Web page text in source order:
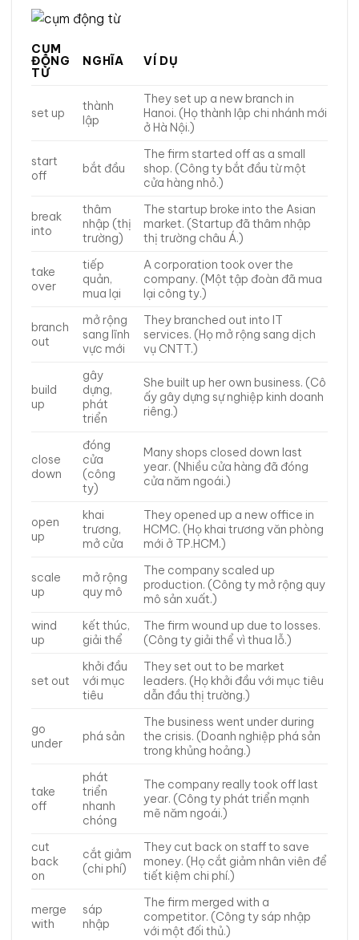
CỤM
ĐỘNG
TỪ
NGHĨA VÍ DỤ
set up
thành
lập
They set up a new branch in
Hanoi. (Họ thành lập chi nhánh mới
ở Hà Nội.)
start
off
bắt đầu
The firm started off as a small
shop. (Công ty bắt đầu từ một
cửa hàng nhỏ.)
break
into
thâm
nhập (thị
trường)
The startup broke into the Asian
market. (Startup đã thâm nhập
thị trường châu Á.)
take
over
tiếp
quản,
mua lại
A corporation took over the
company. (Một tập đoàn đã mua
lại công ty.)
branch
out
mở rộng
sang lĩnh
vực mới
They branched out into IT
services. (Họ mở rộng sang dịch
vụ CNTT.)
build
up
gây
dựng,
phát
triển
She built up her own business. (Cô
ấy gây dựng sự nghiệp kinh doanh
riêng.)
close
down
đóng
cửa
(công
ty)
Many shops closed down last
year. (Nhiều cửa hàng đã đóng
cửa năm ngoái.)
open
up
khai
trương,
mở cửa
They opened up a new office in
HCMC. (Họ khai trương văn phòng
mới ở TP.HCM.)
scale
up
mở rộng
quy mô
The company scaled up
production. (Công ty mở rộng quy
mô sản xuất.)
wind
up
kết thúc,
giải thể
The firm wound up due to losses.
(Công ty giải thể vì thua lỗ.)
set out
khởi đầu
với mục
tiêu
They set out to be market
leaders. (Họ khởi đầu với mục tiêu
dẫn đầu thị trường.)
go
under
phá sản
The business went under during
the crisis. (Doanh nghiệp phá sản
trong khủng hoảng.)
take
off
phát
triển
nhanh
chóng
The company really took off last
year. (Công ty phát triển mạnh
mẽ năm ngoái.)
cut
back
on
cắt giảm
(chi phí)
They cut back on staff to save
money. (Họ cắt giảm nhân viên để
tiết kiệm chi phí.)
merge
with
sáp
nhập
The firm merged with a
competitor. (Công ty sáp nhập
với một đối thủ.)